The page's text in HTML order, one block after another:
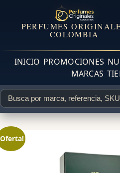
PERFUMES
COLOMBIA
INICIO PROMOCIONES
MARCAS